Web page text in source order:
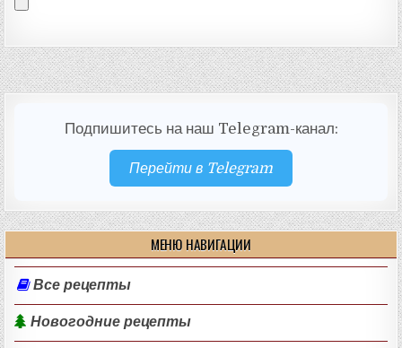
Подпишитесь на наш Telegram-канал:
Перейти в Telegram
МЕНЮ НАВИГАЦИИ
Все рецепты
Новогодние рецепты